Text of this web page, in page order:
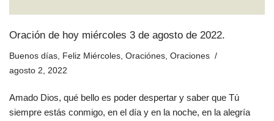
Oración de hoy miércoles 3 de agosto de 2022.
Buenos días, Feliz Miércoles, Oraciónes, Oraciones
agosto 2, 2022
Amado Dios, qué bello es poder despertar y saber que Tú
siempre estás conmigo, en el día y en la noche, en la alegría